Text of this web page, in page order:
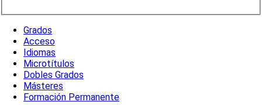
Grados
Acceso
Idiomas
Microtítulos
Dobles Grados
Másteres
Formación Permanente